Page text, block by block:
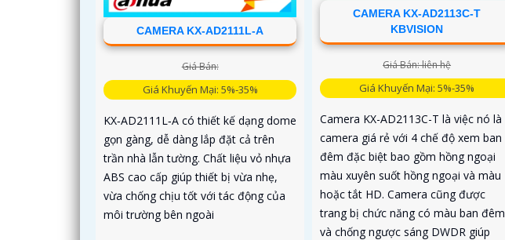
CAMERA KX-AD2111L-A
Giá Bán:
Giá Khuyến Mại: 5%-35%
KX‑AD2111L‑A có thiết kế dạng dome
gọn gàng, dễ dàng lắp đặt cả trên
trần nhà lẫn tường. Chất liệu vỏ nhựa
ABS cao cấp giúp thiết bị vừa nhẹ,
vừa chống chịu tốt với tác động của
môi trường bên ngoài
CAMERA KX-AD2113C-T
KBVISION
Giá Bán: liên hệ
Giá Khuyến Mại: 5%-35%
Camera KX-AD2113C-T là việc nó là
camera giá rẻ với 4 chế độ xem ban
đêm đặc biệt bao gồm hồng ngoại
màu xuyên suốt hồng ngoại và màu
hoặc tắt HD. Camera cũng được
trang bị chức năng có màu ban đêm
và chống ngược sáng DWDR giúp